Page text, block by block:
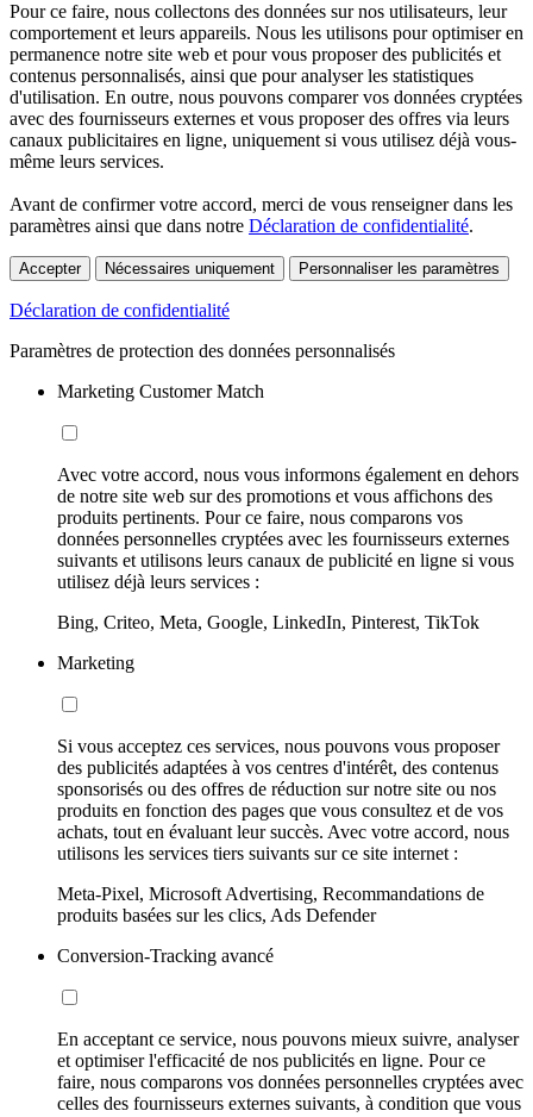
Pour ce faire, nous collectons des données sur nos utilisateurs, leur
comportement et leurs appareils. Nous les utilisons pour optimiser en
permanence notre site web et pour vous proposer des publicités et
contenus personnalisés, ainsi que pour analyser les statistiques
d'utilisation. En outre, nous pouvons comparer vos données cryptées
avec des fournisseurs externes et vous proposer des offres via leurs
canaux publicitaires en ligne, uniquement si vous utilisez déjà vous-
même leurs services.
Avant de confirmer votre accord, merci de vous renseigner dans les
paramètres ainsi que dans notre Déclaration de confidentialité.
Accepter Nécessaires uniquement Personnaliser les paramètres
Déclaration de confidentialité
Paramètres de protection des données personnalisés
Marketing Customer Match
Avec votre accord, nous vous informons également en dehors
de notre site web sur des promotions et vous affichons des
produits pertinents. Pour ce faire, nous comparons vos
données personnelles cryptées avec les fournisseurs externes
suivants et utilisons leurs canaux de publicité en ligne si vous
utilisez déjà leurs services :
Bing, Criteo, Meta, Google, LinkedIn, Pinterest, TikTok
Marketing
Si vous acceptez ces services, nous pouvons vous proposer
des publicités adaptées à vos centres d'intérêt, des contenus
sponsorisés ou des offres de réduction sur notre site ou nos
produits en fonction des pages que vous consultez et de vos
achats, tout en évaluant leur succès. Avec votre accord, nous
utilisons les services tiers suivants sur ce site internet :
Meta-Pixel, Microsoft Advertising, Recommandations de
produits basées sur les clics, Ads Defender
Conversion-Tracking avancé
En acceptant ce service, nous pouvons mieux suivre, analyser
et optimiser l'efficacité de nos publicités en ligne. Pour ce
faire, nous comparons vos données personnelles cryptées avec
celles des fournisseurs externes suivants, à condition que vous